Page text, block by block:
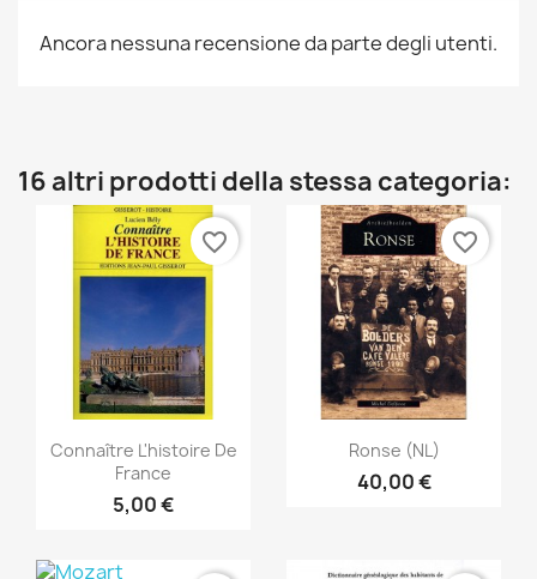
Ancora nessuna recensione da parte degli utenti.
16 altri prodotti della stessa categoria:
Anteprima
Connaître L'histoire De
France
5,00 €
favorite_border
Anteprima
Ronse (NL)
40,00 €
favorite_border